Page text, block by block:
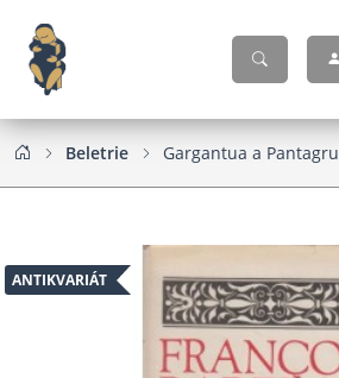
Beletrie Gargantua a
ANTIKVARIÁT